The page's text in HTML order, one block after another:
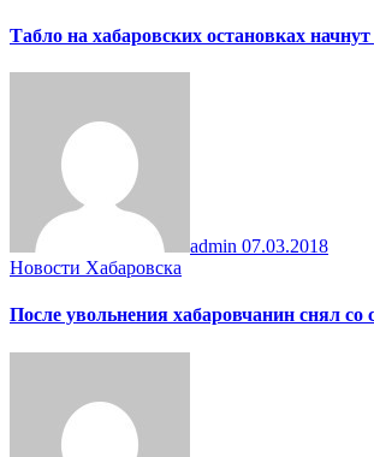
Табло на хабаровских остановках
admin 07.03.2018
Новости Хабаровска
После увольнения хабаровчанин снял